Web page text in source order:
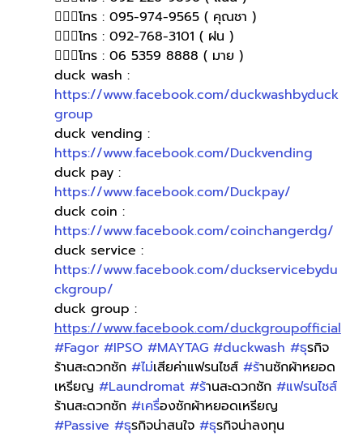
🙋🏻‍♀โทร : 095-974-9565 ( คุณชา )
🙋🏻‍♀โทร : 092-768-3101 ( ฝน )
🙋🏻‍♀️โทร : 06 5359 8888 ( มาย )
duck wash :
https://www.facebook.com/duckwashbyduck
group
duck vending :
https://www.facebook.com/Duckvending
duck pay :
https://www.facebook.com/Duckpay/
duck coin :
https://www.facebook.com/coinchangerdg/
duck service :
https://www.facebook.com/duckservicebydu
ckgroup/
duck group :
https://www.facebook.com/duckgroupofficial
#Fagor #IPSO #MAYTAG #duckwash #ธุรกิจ
ร้านสะดวกซัก #ไม่เสียค่าแฟรนไชส์ #ร้านซักผ้าหยอด
เหรียญ #Laundromat #ร้านสะดวกซัก #แฟรนไชส์
ร้านสะดวกซัก #เครื่องซักผ้าหยอดเหรียญ
#Passive #ธุรกิจน่าสนใจ #ธุรกิจน่าลงทุน